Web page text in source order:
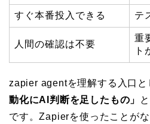
すぐ本番投入できる テ
人間の確認は不要
重
ト
zapier agentを理解する入口と
動化にAI判断を足したもの」
です。Zapierを使ったことが